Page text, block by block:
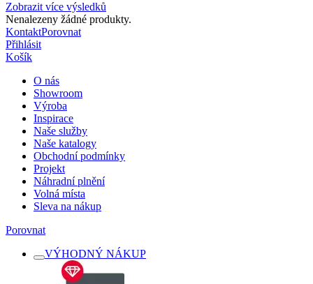
Zobrazit více výsledků
Nenalezeny žádné produkty.
KontaktPorovnat
Přihlásit
Košík
O nás
Showroom
Výroba
Inspirace
Naše služby
Naše katalogy
Obchodní podmínky
Projekt
Náhradní plnění
Volná místa
Sleva na nákup
Porovnat
VÝHODNÝ NÁKUP